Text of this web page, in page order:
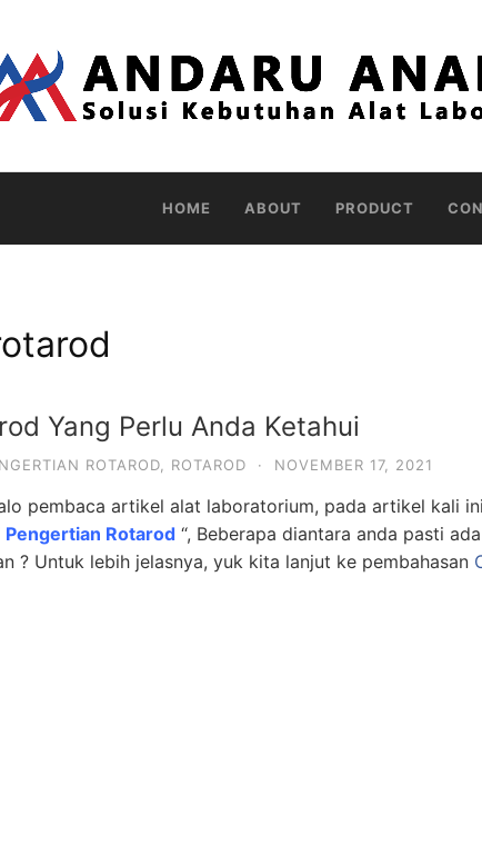
HOME ABOUT PRODUCT
Yang Perlu Anda Ketahui
ROTAROD ROTAROD · NOVEMBER 17, 2021
pembaca artikel alat laboratorium, pada artikel kali
Pengertian Rotarod “, Beberapa diantara anda pasti
? Untuk lebih jelasnya, yuk kita lanjut ke pembahasan